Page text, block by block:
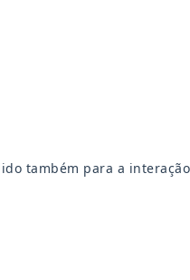
também para a